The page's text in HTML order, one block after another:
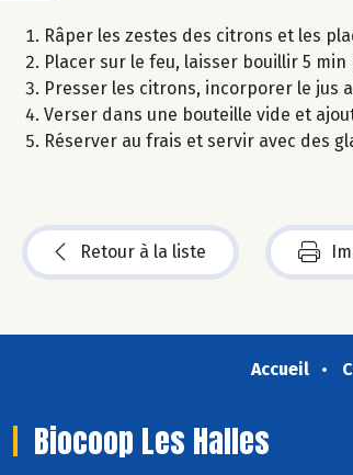
Râper les zestes des citrons et les
Placer sur le feu, laisser bouillir 5
Presser les citrons, incorporer le jus
Verser dans une bouteille vide et
Réserver au frais et servir avec des
Retour à la liste
Accueil
Biocoop Les Halles